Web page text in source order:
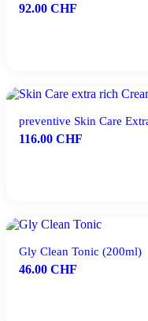
92.00 CHF
preventive Skin Care
116.00 CHF
Gly Clean Tonic (200ml)
46.00 CHF